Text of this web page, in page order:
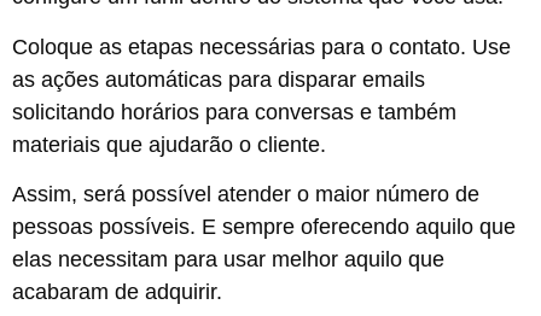
Coloque as etapas necessárias para o contato. Use
as ações automáticas para disparar emails
solicitando horários para conversas e também
materiais que ajudarão o cliente.
Assim, será possível atender o maior número de
pessoas possíveis. E sempre oferecendo aquilo que
elas necessitam para usar melhor aquilo que
acabaram de adquirir.